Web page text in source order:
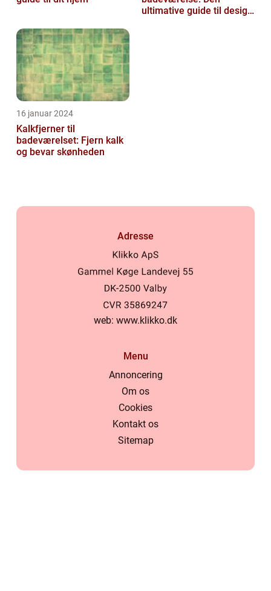
ultimative guide til design
16 januar 2024
Kalkfjerner til
badeværelset: Fjern kalk
og bevar skønheden
Adresse
web: www.klikko.dk
Menu
Annoncering
Om os
Cookies
Kontakt os
Sitemap